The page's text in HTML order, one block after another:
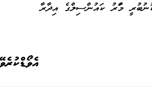
މާފަރު ކައުންސިލްގެ އިދާރާ